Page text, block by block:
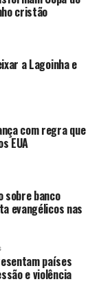
cristão
a Lagoinha e
com regra que
EUA
sobre banco
evangélicos nas
países
e violência